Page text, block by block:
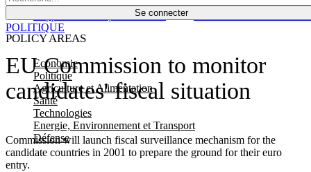
Se connecter
POLICY AREAS
Economie
Politique
Agriculture et Alimentation
Santé
Technologies
Energie, Environnement et Transport
Défense
Économie
EU Commission to monitor
candidates' fiscal situation
Commission will launch fiscal surveillance mechanism for the
candidate countries in 2001 to prepare the ground for their euro
entry.
POLITIQUE